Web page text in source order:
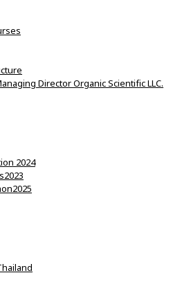
Director Organic Scientific LLC.
2024